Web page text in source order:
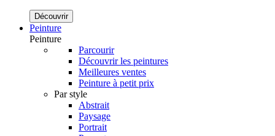
Découvrir
Peinture
Peinture
Parcourir
Découvrir les peintures
Meilleures ventes
Peinture à petit prix
Par style
Abstrait
Paysage
Portrait